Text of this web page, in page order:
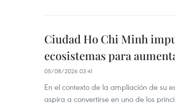
Ciudad Ho Chi Minh
ecosistemas para
05/08/2026 03:41
En el contexto de la ampliación de su
aspira a convertirse en uno de los